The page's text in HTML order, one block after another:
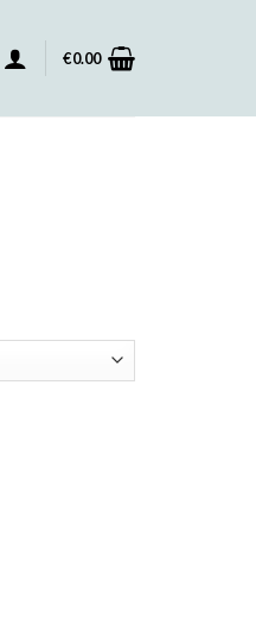
€0.00